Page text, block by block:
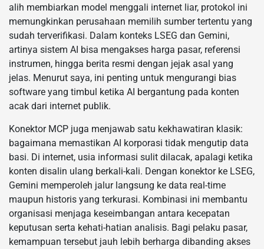
alih membiarkan model menggali internet liar, protokol ini
memungkinkan perusahaan memilih sumber tertentu yang
sudah terverifikasi. Dalam konteks LSEG dan Gemini,
artinya sistem AI bisa mengakses harga pasar, referensi
instrumen, hingga berita resmi dengan jejak asal yang
jelas. Menurut saya, ini penting untuk mengurangi bias
software yang timbul ketika AI bergantung pada konten
acak dari internet publik.
Konektor MCP juga menjawab satu kekhawatiran klasik:
bagaimana memastikan AI korporasi tidak mengutip data
basi. Di internet, usia informasi sulit dilacak, apalagi ketika
konten disalin ulang berkali-kali. Dengan konektor ke LSEG,
Gemini memperoleh jalur langsung ke data real-time
maupun historis yang terkurasi. Kombinasi ini membantu
organisasi menjaga keseimbangan antara kecepatan
keputusan serta kehati-hatian analisis. Bagi pelaku pasar,
kemampuan tersebut jauh lebih berharga dibanding akses